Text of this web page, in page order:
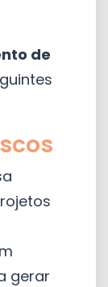
de
gerar